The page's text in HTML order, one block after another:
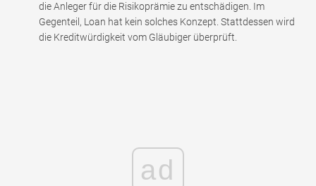
die Anleger für die Risikoprämie zu entschädigen. Im
Gegenteil, Loan hat kein solches Konzept. Stattdessen wird
die Kreditwürdigkeit vom Gläubiger überprüft.
ad